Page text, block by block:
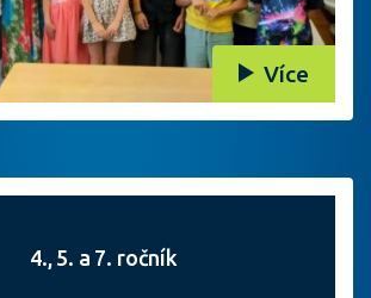
Více
4., 5. a 7. ročník